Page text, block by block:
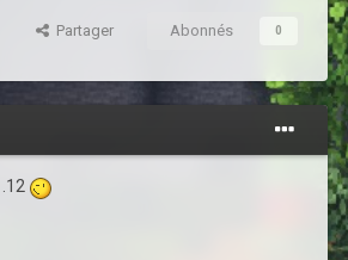
Partager Abonnés 0